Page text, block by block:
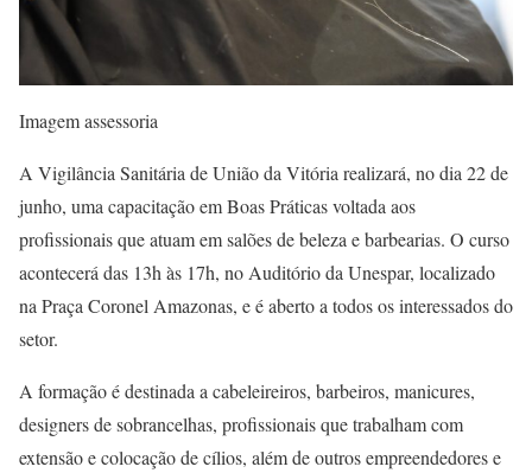
Imagem assessoria
A Vigilância Sanitária de União da Vitória realizará, no dia 22 de
junho, uma capacitação em Boas Práticas voltada aos
profissionais que atuam em salões de beleza e barbearias. O curso
acontecerá das 13h às 17h, no Auditório da Unespar, localizado
na Praça Coronel Amazonas, e é aberto a todos os interessados do
setor.
A formação é destinada a cabeleireiros, barbeiros, manicures,
designers de sobrancelhas, profissionais que trabalham com
extensão e colocação de cílios, além de outros empreendedores e